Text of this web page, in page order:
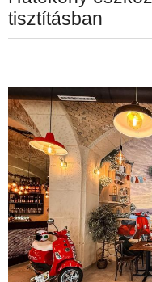
tisztításban